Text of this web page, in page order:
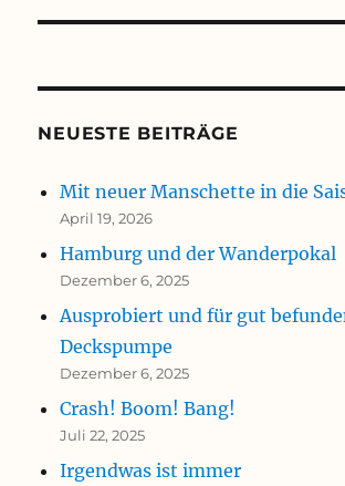
NEUESTE BEITRÄGE
Mit neuer Manschette in die
April 19, 2026
Hamburg und der Wanderpokal
Dezember 6, 2025
Ausprobiert und für gut
Deckspumpe
Dezember 6, 2025
Crash! Boom! Bang!
Juli 22, 2025
Irgendwas ist immer